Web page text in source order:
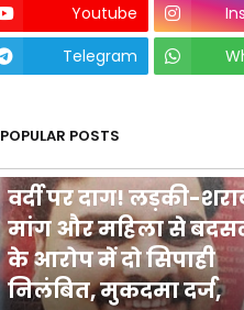
Youtube
Telegram
POPULAR POSTS
वर्दी पर दाग! लड़की-
मांग और महिला से
के आरोप में दो सिपाही
निलंबित, मुकदमा दर्ज,